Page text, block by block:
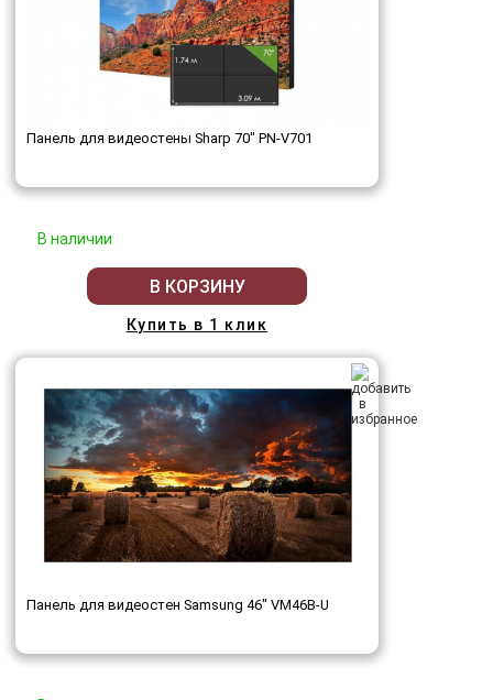
Панель для видеостены Sharp 70" PN-V701
В наличии
В КОРЗИНУ
Купить в 1 клик
Панель для видеостен Samsung 46" VM46B-U